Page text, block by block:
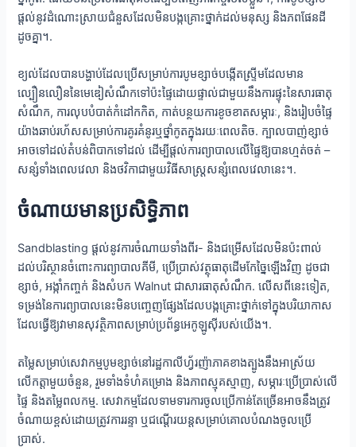
ផ្តល់នូវដំណោះស្រាយជំនួសដែលមិនបង្កគ្រោះថ្នាក់ដល់មនុស្ស និងភពផែនដី
ដូចគ្នា។.
ខ្យល់ដែលបានបង្ហាប់ដែលប្រើសម្រាប់ការបូមខ្សាច់បង្កើតស្ទ្រីមដែលមាន
ល្បឿនលឿននៃមេឌៀសំណឹកទៅប៉ះផ្ទៃដោយផ្ទាល់ជាមួយនឹងការផ្ទុះនៃសារធាតុ
សំណឹក, ការលុបបំបាត់កំដៅកកិត, កាត់បន្ថយការខូចខាតសម្ភារៈ, និងរៀបចំផ្ទៃ
យ៉ាងឆាប់រហ័សសម្រាប់ការគូរគំនូរឬថ្នាំកូតក្នុងរយៈពេលតិច. ក្បាលបាញ់ខ្សាច់
អាចទៅដល់តំបន់ពិបាកទៅដល់ ដើម្បីផ្តល់ការព្យាបាលលើផ្ទៃឱ្យបានហ្មត់ចត់ –
សន្សំទាំងពេលវេលា និងថវិកាជាមួយវិធីសាស្ត្រសន្សំពេលវេលានេះ។.
ចំណាយមានប្រសិទ្ធិភាព
Sandblasting ផ្តល់នូវការចំណាយទាំងពីរ- និងជម្រើសដែលមិនប៉ះពាល់
ដល់បរិស្ថានចំពោះការព្យាបាលគីមី, ប្រើប្រាស់វត្ថុធាតុដើមកែច្នៃឡើងវិញ ដូចជា
ខ្សាច់, អង្កាំកញ្ចក់ និងសំបក Walnut ជាសារធាតុសំណឹក. លើសពីនេះទៀត,
ទម្រង់នៃការព្យាបាលនេះមិនបញ្ចេញផ្សែងដែលបង្កគ្រោះថ្នាក់ទៅក្នុងបរិយាកាស
ដែលធ្វើឱ្យវាមានសុវត្ថិភាពសម្រាប់ប្រព័ន្ធអេកូឡូស៊ីរបស់យើង។.
តម្លៃសម្រាប់សេវាកម្មបូមខ្សាច់នៅរដ្ឋកាលីហ្វ័រញ៉ាភាគខាងត្បូងនឹងអាស្រ័យ
លើកត្តាមួយចំនួន, រួមទាំងទំហំគម្រោង និងភាពស្មុគស្មាញ, សម្ភារៈប្រើប្រាស់លើ
ផ្ទៃ និងតម្លៃពលកម្ម. សេវាកម្មដែលទាមទារការចូលប្រើកាន់តែច្រើនអាចនឹងត្រូវ
ចំណាយខ្ពស់ដោយត្រូវការរន្ទា ឬជណ្តើរយន្តសម្រាប់គោលបំណងចូលប្រើ
ប្រាស់.